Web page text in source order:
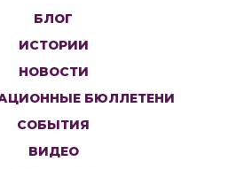
БЛОГ
ИСТОРИИ
НОВОСТИ
БЮЛЛЕТЕНИ
СОБЫТИЯ
ВИДЕО